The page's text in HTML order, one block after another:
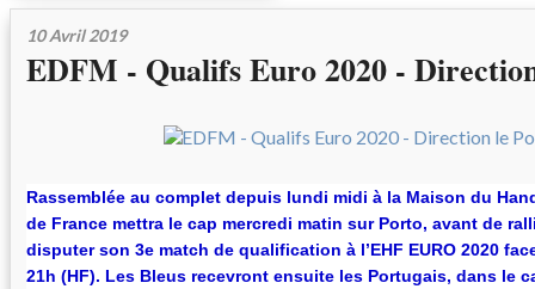
10 Avril 2019
EDFM - Qualifs Euro 2020 -
Rassemblée au complet depuis lundi midi à la Maison du
de France mettra le cap mercredi matin sur Porto, avant de
disputer son 3e match de qualification à l’EHF EURO 2020
21h (HF). Les Bleus recevront ensuite les Portugais, dans le